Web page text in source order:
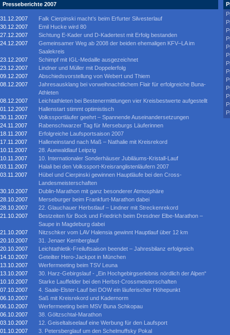
Presseberichte 2007
31.12.2007
Falk Cierpinski macht’s beim Erfurter Silvesterlauf
30.12.2007
Emil Hucke wird 80
27.12.2007
Sichtung E-Kader und D-Kadertest mit Erfolg bestanden
24.12.2007
Gemeinsamer Weg ab 2008 der beiden ehemaligen KFV–LA im
Saalekreis
23.12.2007
Schimpf mit IGL-Medaille ausgezeichnet
23.12.2007
Lindner und Müller mit Doppelerfolg
09.12.2007
Abschiedsvorstellung von Webert und Thiem
08.12.2007
Jahresausklang bei vorweihnachtlichem Flair für erfolgreiche Buna-
Athleten
08.12.2007
Leichtathleten bei Bestenermittlungen vier Kreisbestwerte aufgestellt
01.12.2007
Hallenstart stimmt optimistisch
30.11.2007
Volkssportläufer geehrt – Spannende Auseinandersetzungen
24.11.2007
Rabenschwarzer Tag für Merseburgs Läuferinnen
18.11.2007
Erfolgreiche Laufsportsaison 2007
17.11.2007
Halleneinstand nach Maß – Nathalie mit Kreisrekord
10.11.2007
28. Auewaldlauf Leipzig
10.11.2007
10. Internationaler Sonderhäuser Jubiläums-Kristall-Lauf
03.11.2007
Halali bei den Volkssport-Kreisranglistenläufern 2007
03.11.2007
Hübel und Cierpinski gewinnen Hauptläufe bei den Cross-
Landesmeisterschaften
30.10.2007
Dublin-Marathon mit ganz besonderer Atmosphäre
28.10.2007
Merseburger beim Frankfurt-Marathon dabei
28.10.2007
22. Glauchauer Herbstlauf – Lindner mit Streckenrekord
21.10.2007
Bestzeiten für Bock und Friedrich beim Dresdner Elbe-Marathon –
Saupe in Magdeburg dabei
21.10.2007
Nitzschker vom LAV Halensia gewinnt Hauptlauf über 12 km
20.10.2007
31. Jenaer Kernberglauf
20.10.2007
Leichtathletik-Freiluftsaison beendet – Jahresbilanz erfolgreich
14.10.2007
Geteilter Hero-Jackpot in München
13.10.2007
Werfermeeting beim TSV Leuna
13.10.2007
30. Harz-Gebirgslauf - „Ein Hochgebirgserlebnis nördlich der Alpen“
10.10.2007
Starke Lauffelder bei den Herbst-Crossmeisterschaften
07.10.2007
4. Saale-Elster-Lauf bei DOW ein läuferischer Höhepunkt
06.10.2007
Saß mit Kreisrekord und Kadernorm
06.10.2007
Werfermeeting beim MSV Buna Schkopau
06.10.2007
38. Göltzschtal-Marathon
03.10.2007
12. Geiseltalseelauf eine Werbung für den Laufsport
01.10.2007
3. Petersberglauf um den Schelmuffsky Pokal